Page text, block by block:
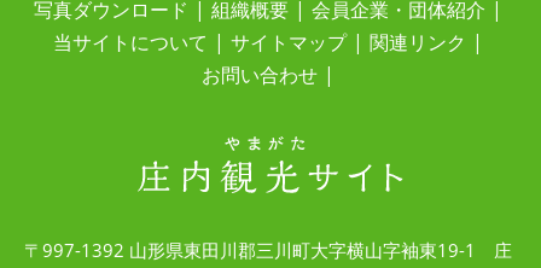
写真ダウンロード 組織概要
会員企業・団体紹介
当サイトについて
サイトマップ
関連リンク
お問い合わせ
〒997-1392 山形県東田川郡三川町大字横山字袖東19-1 庄